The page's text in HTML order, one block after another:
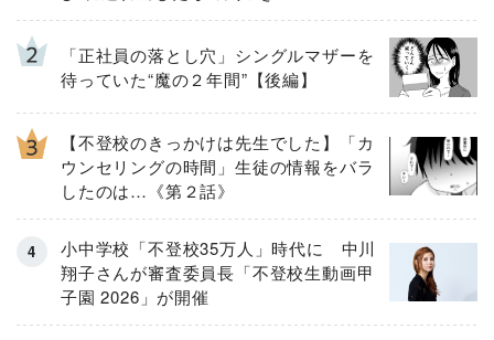
「正社員の落とし穴」シングルマザーを
待っていた“魔の２年間”【後編】
【不登校のきっかけは先生でした】「カ
ウンセリングの時間」生徒の情報をバラ
したのは…《第２話》
小中学校「不登校35万人」時代に 中川
翔子さんが審査委員長「不登校生動画甲
子園 2026」が開催